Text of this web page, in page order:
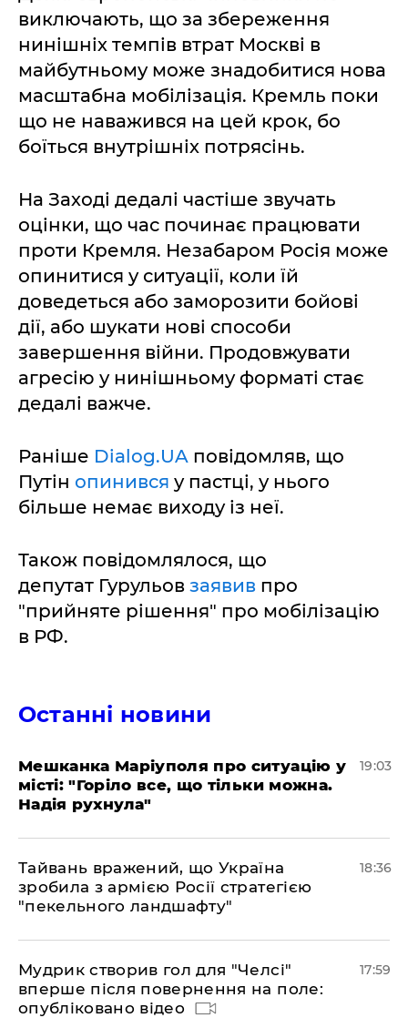
виключають, що за збереження
нинішніх темпів втрат Москві в
майбутньому може знадобитися нова
масштабна мобілізація. Кремль поки
що не наважився на цей крок, бо
боїться внутрішніх потрясінь.
На Заході дедалі частіше звучать
оцінки, що час починає працювати
проти Кремля. Незабаром Росія може
опинитися у ситуації, коли їй
доведеться або заморозити бойові
дії, або шукати нові способи
завершення війни. Продовжувати
агресію у нинішньому форматі стає
дедалі важче.
Раніше Dialog.UA повідомляв, що
Путін опинився у пастці, у нього
більше немає виходу із неї.
Також повідомлялося, що
депутат Гурульов заявив про
"прийняте рішення" про мобілізацію
в РФ.
Останні новини
Мешканка Маріуполя про ситуацію у
місті: "Горіло все, що тільки можна.
Надія рухнула"
19:03
Тайвань вражений, що Україна
зробила з армією Росії стратегією
"пекельного ландшафту"
18:36
Мудрик створив гол для "Челсі"
вперше після повернення на поле:
опубліковано відео
17:59